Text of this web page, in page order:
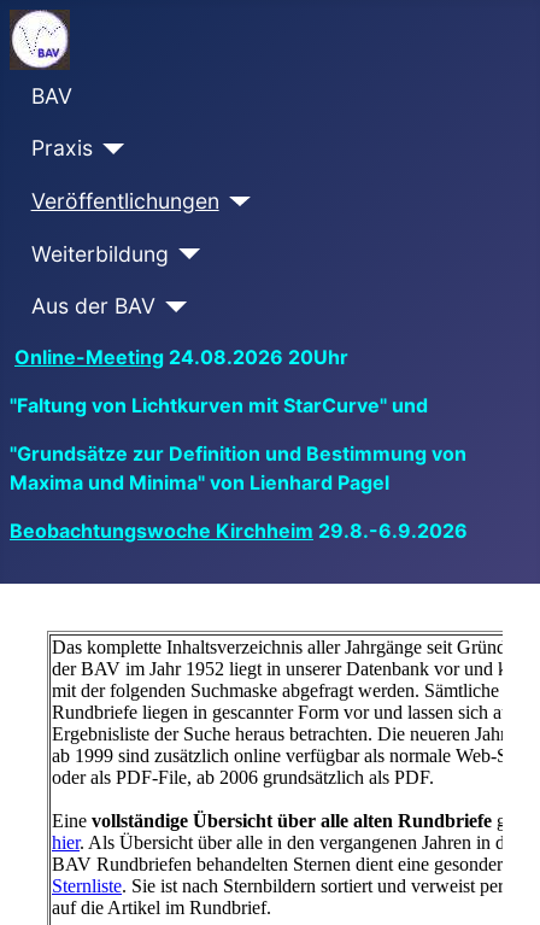
BAV
Praxis
Veröffentlichungen
Weiterbildung
Aus der BAV
Online-Meeting 24.08.2026 20Uhr
"Faltung von Lichtkurven mit StarCurve" und
"Grundsätze zur Definition und Bestimmung von
Maxima und Minima" von Lienhard Pagel
Beobachtungswoche Kirchheim 29.8.-6.9.2026